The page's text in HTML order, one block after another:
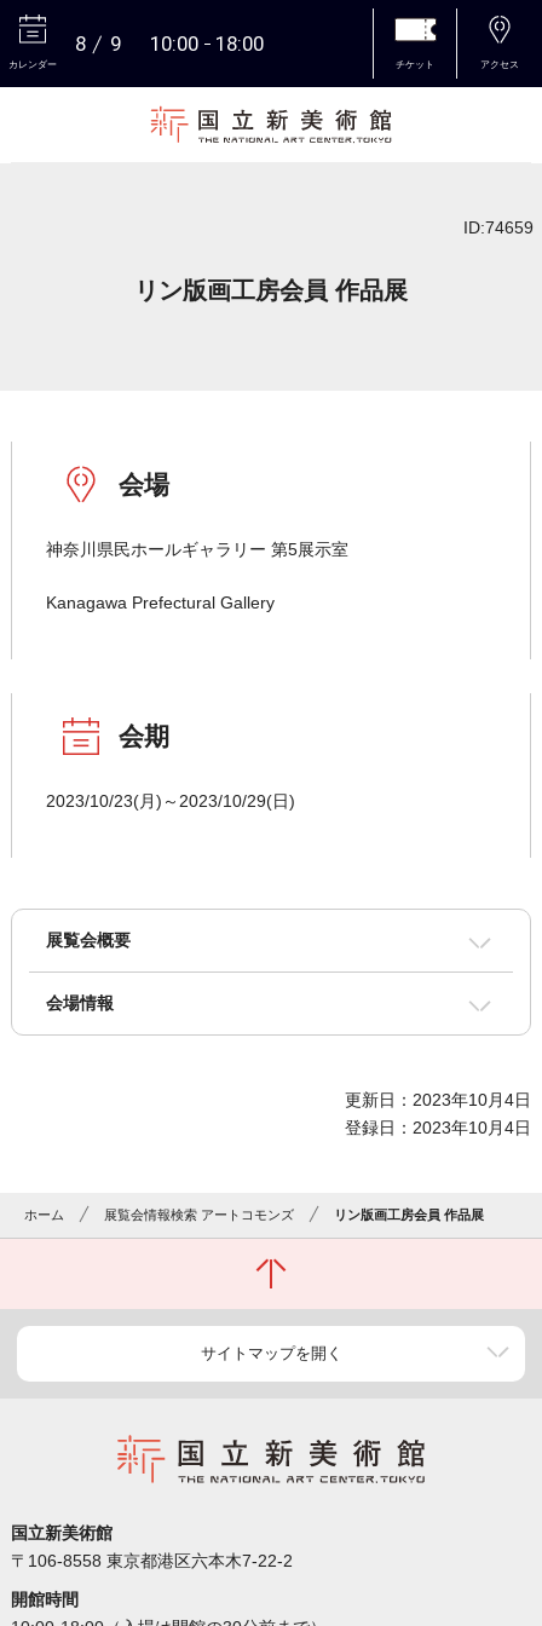
カレンダー
8 9 10:00 18:00
チケット アクセス
ID:74659
リン版画工房会員 作品展
会場
神奈川県民ホールギャラリー 第5展示室
Kanagawa Prefectural Gallery
会期
2023/10/23(月)～2023/10/29(日)
展覧会概要
会場情報
更新日：2023年10月4日
登録日：2023年10月4日
ホーム 展覧会情報検索 アートコモンズ リン版画工房会員 作品展
サイトマップを開く
国立新美術館
〒106-8558 東京都港区六本木7-22-2
開館時間